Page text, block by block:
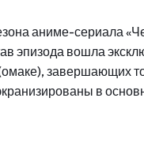
аниме-сериала
эпизода вошла
завершающих
в